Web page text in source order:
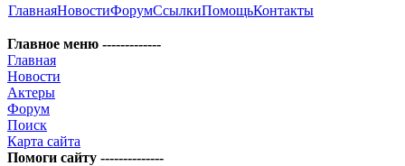
ГлавнаяНовостиФорумСсылкиПомощьКонтакты
Главное меню -------------
Главная
Новости
Актеры
Форум
Поиск
Карта сайта
Помоги сайту --------------